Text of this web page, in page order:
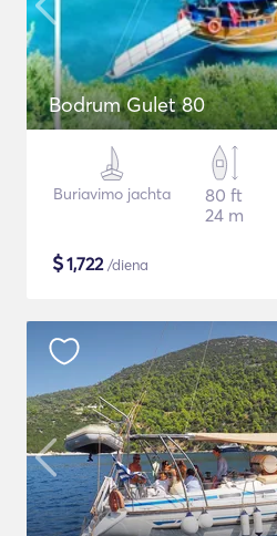
Bodrum Gulet 80
Buriavimo jachta
80 ft
24 m
$1,722/diena